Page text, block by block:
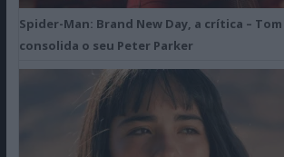
Spider-Man: Brand New Day, a crítica –
consolida o seu Peter Parker